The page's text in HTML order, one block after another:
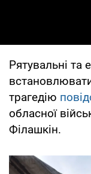
Рятувальні та
трагедію
обласної
Філашкін.